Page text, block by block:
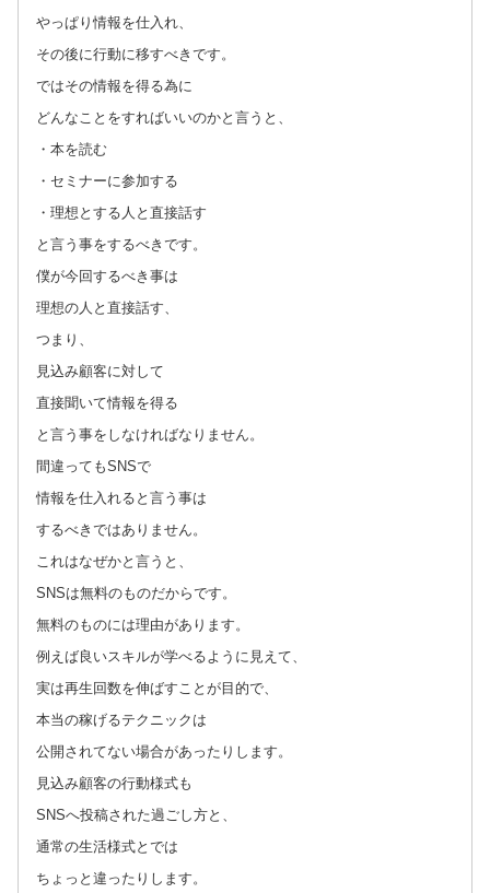
やっぱり情報を仕入れ、
その後に行動に移すべきです。
ではその情報を得る為に
どんなことをすればいいのかと言うと、
・本を読む
・セミナーに参加する
・理想とする人と直接話す
と言う事をするべきです。
僕が今回するべき事は
理想の人と直接話す、
つまり、
見込み顧客に対して
直接聞いて情報を得る
と言う事をしなければなりません。
間違ってもSNSで
情報を仕入れると言う事は
するべきではありません。
これはなぜかと言うと、
SNSは無料のものだからです。
無料のものには理由があります。
例えば良いスキルが学べるように見えて、
実は再生回数を伸ばすことが目的で、
本当の稼げるテクニックは
公開されてない場合があったりします。
見込み顧客の行動様式も
SNSへ投稿された過ごし方と、
通常の生活様式とでは
ちょっと違ったりします。